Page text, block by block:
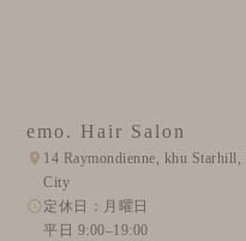
emo. Hair Salon
14 Raymondienne, khu
City
定休日：月曜日
平日 9:00–19:00